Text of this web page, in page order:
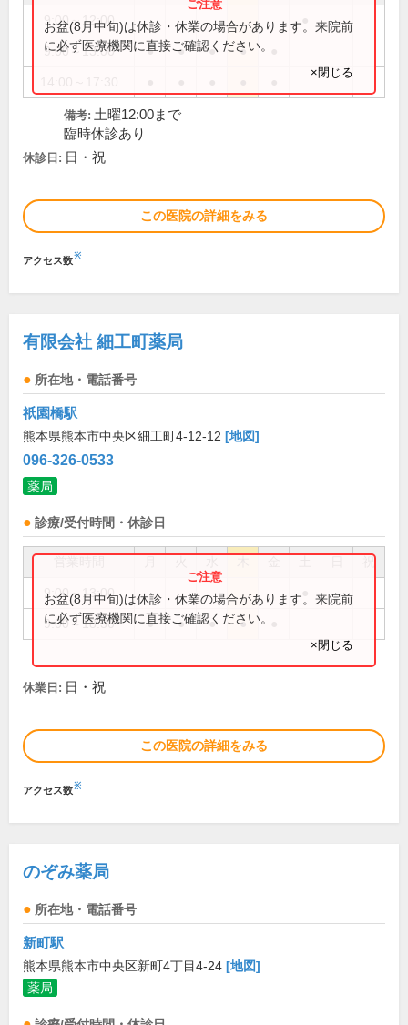
9:00～12:00
9:00～13:00 ● ● ● ●
お盆(8月中旬)は休診・休業の場合があります。来院前
に必ず医療機関に直接ご確認ください。
×閉じる
備考: 土曜12:00まで
臨時休診あり
休診日: 日・祝
この医院の詳細をみる
アクセス数※
有限会社 細工町薬局
所在地・電話番号
祇園橋駅
熊本県熊本市中央区細工町4-12-12 [地図]
096-326-0533
薬局
診療/受付時間・休診日
祝
9:00～13:00
9:00～18:30 ● ● ● ●
お盆(8月中旬)は休診・休業の場合があります。来院前
に必ず医療機関に直接ご確認ください。
×閉じる
休業日: 日・祝
この医院の詳細をみる
アクセス数※
のぞみ薬局
所在地・電話番号
新町駅
熊本県熊本市中央区新町4丁目4-24 [地図]
薬局